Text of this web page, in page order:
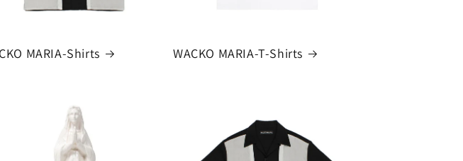
MARIA-Shirts WACKO MARIA-T-Shirts